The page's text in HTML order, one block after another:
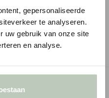
gepersonaliseerde
te analyseren.
uw gebruik van onze site
en analyse.
● Verzonden in 1-2
-